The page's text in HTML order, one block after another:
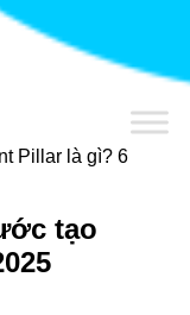
Pillar là gì? 6
tạo